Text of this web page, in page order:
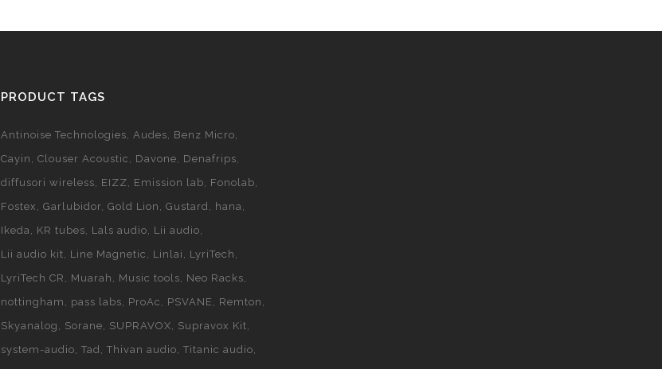
PRODUCT TAGS
Antinoise Technologies Audes
Benz Micro
Cayin
Clouser Acoustic Davone
Denafrips
diffusori wireless
EIZZ Emission lab
Fonolab
Fostex
Garlubidor Gold Lion Gustard
hana
Ikeda
KR tubes Lals audio
Lii audio
Lii audio kit
Line Magnetic Linlai
LyriTech
LyriTech CR
Muarah Music tools
Neo Racks
nottingham
pass labs ProAc PSVANE
Remton
Skyanalog
Sorane SUPRAVOX
Supravox Kit
system-audio Tad Thivan audio Titanic audio